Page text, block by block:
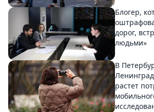
Блогер,
дорог,
людьми»
В
растет